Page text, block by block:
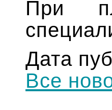
При
Дата
Все